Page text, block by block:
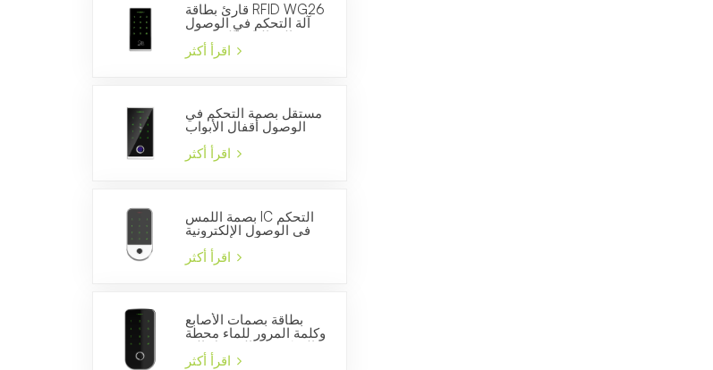
قارئ بطاقة RFID WG26
آلة التحكم في الوصول
إلى الباب المستقلة
مستقل بصمة التحكم في
الوصول أقفال الأبواب
WG26 قارئ بطاقة الهوية
بصمة اللمس IC التحكم
في الوصول الإلكترونية
قفل الباب بوابة فتاحة
الذكية قارئ لوحة المفاتيح
بطاقة بصمات الأصابع
وكلمة المرور للماء محطة
التحكم في الوصول إلى
الباب المستقل